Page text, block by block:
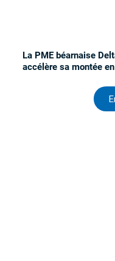
La PME béarnaise
accélère sa montée